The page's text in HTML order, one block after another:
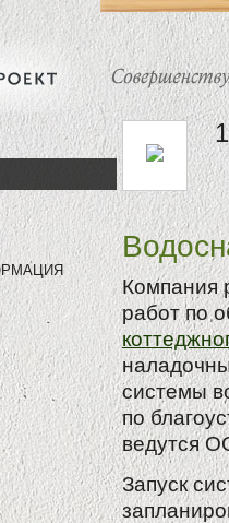
Компания
работ по
системы
по
ведутся
Запуск